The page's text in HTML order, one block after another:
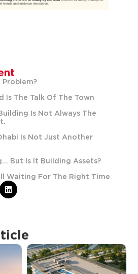
Problem?
Is The Talk Of The Town
Is Not Always The
Is Not Just Another
But Is It Building Assets?
Waiting For The Right Time